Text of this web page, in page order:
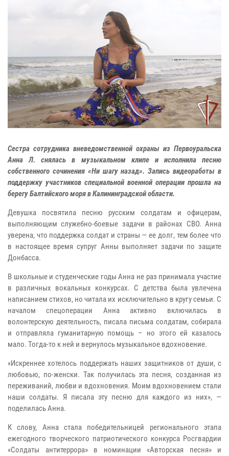
Сестра сотрудника вневедомственной охраны из Первоуральска
Анна Л. снялась в музыкальном клипе и исполнила песню
собственного сочинения «Ни шагу назад». Запись видеоработы в
поддержку участников специальной военной операции прошла на
берегу Балтийского моря в Калининградской области.
Девушка посвятила песню русским солдатам и офицерам,
выполняющим служебно-боевые задачи в районах СВО. Анна
уверена, что поддержка солдат и страны — ее долг, тем более что
в настоящее время супруг Анны выполняет задачи по защите
Донбасса.
В школьные и студенческие годы Анна не раз принимала участие
в различных вокальных конкурсах. С детства была увлечена
написанием стихов, но читала их исключительно в кругу семьи. С
началом спецоперации Анна активно включилась в
волонтерскую деятельность, писала письма солдатам, собирала
и отправляла гуманитарную помощь – но этого ей казалось
мало. Тогда-то к ней и вернулось музыкальное вдохновение.
«Искреннее хотелось поддержать наших защитников от души, с
любовью, по-женски. Так получилась эта песня, созданная из
переживаний, любви и вдохновения. Моим вдохновением стали
наши солдаты. Я писала эту песню для каждого из них», —
поделилась Анна.
К слову, Анна стала победительницей регионального этапа
ежегодного творческого патриотического конкурса Росгвардии
«Солдаты антитеррора» в номинации «Авторская песня» и